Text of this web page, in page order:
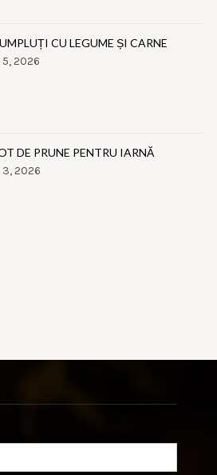
CU LEGUME ȘI CARNE
2026
DE PRUNE PENTRU IARNĂ
2026